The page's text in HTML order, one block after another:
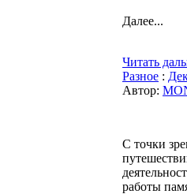
Далее...
Читать
Разное :
Автор:
С точки
работы